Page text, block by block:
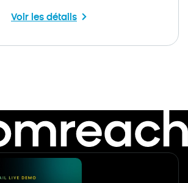
Voir les détails